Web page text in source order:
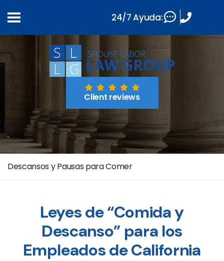
Client reviews
Descansos y Pausas para Comer
Leyes de “Comida y
Descanso” para los
Empleados de California
24/7 Ayuda: